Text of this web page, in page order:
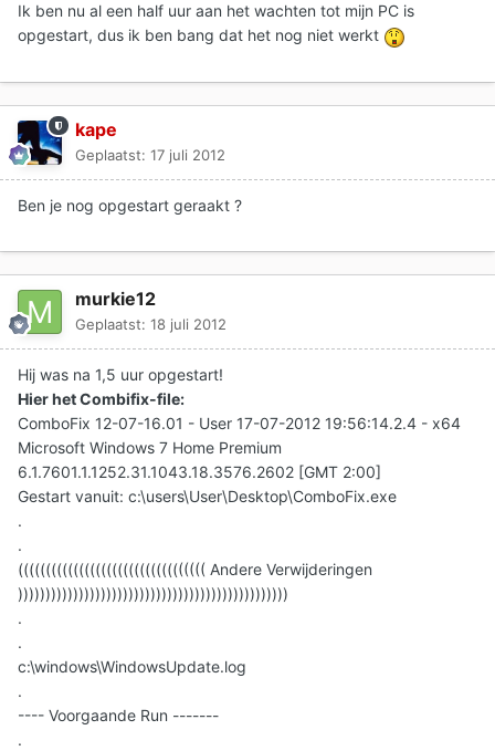
Ik ben nu al een half uur aan het wachten tot mijn PC is
opgestart, dus ik ben bang dat het nog niet werkt
kape
Geplaatst: 17 juli 2012
Ben je nog opgestart geraakt ?
murkie12
Geplaatst: 18 juli 2012
Hij was na 1,5 uur opgestart!
Hier het Combifix-file:
ComboFix 12-07-16.01 - User 17-07-2012 19:56:14.2.4 - x64
Microsoft Windows 7 Home Premium
6.1.7601.1.1252.31.1043.18.3576.2602 [GMT 2:00]
Gestart vanuit: c:\users\User\Desktop\ComboFix.exe
.
.
(((((((((((((((((((((((((((((((((( Andere Verwijderingen
)))))))))))))))))))))))))))))))))))))))))))))))))
.
.
c:\windows\WindowsUpdate.log
.
---- Voorgaande Run -------
.